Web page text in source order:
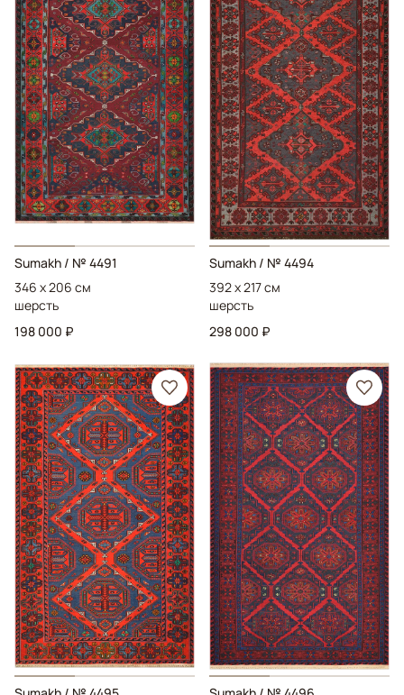
Sumakh / № 4491
346 x 206 см
шерсть
198 000 ₽
Sumakh / № 4494
392 x 217 см
шерсть
298 000 ₽